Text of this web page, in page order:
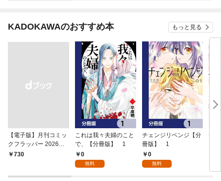
KADOKAWAのおすすめ本 もっと見る
【電子版】月刊コミッ
クフラッパー 2026年9
月号
￥730
これは我々夫婦のこと
で、【分冊版】 1
0
無料
チェンジリベンジ【分
冊版】 1
0
無料
チ